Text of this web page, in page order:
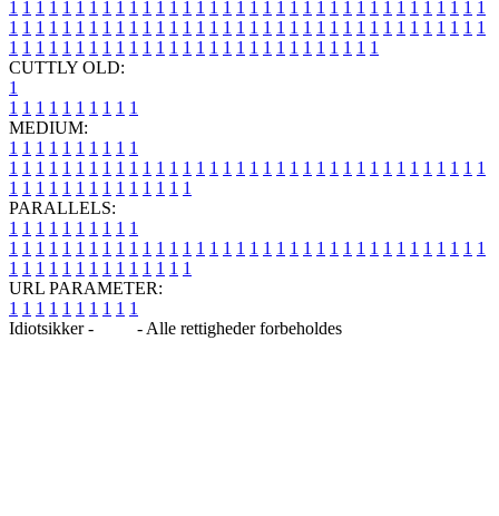
1 1 1 1 1 1 1 1 1 1 1 1 1 1 1 1 1 1 1 1 1 1 1 1 1 1 1 1 1 1 1 1 1 1 1 1
1 1 1 1 1 1 1 1 1 1 1 1 1 1 1 1 1 1 1 1 1 1 1 1 1 1 1 1 1 1 1 1 1 1 1 1
1 1 1 1 1 1 1 1 1 1 1 1 1 1 1 1 1 1 1 1 1 1 1 1 1 1 1 1
CUTTLY OLD:
1
1 1 1 1 1 1 1 1 1 1
MEDIUM:
1 1 1 1 1 1 1 1 1 1
1 1 1 1 1 1 1 1 1 1 1 1 1 1 1 1 1 1 1 1 1 1 1 1 1 1 1 1 1 1 1 1 1 1 1 1
1 1 1 1 1 1 1 1 1 1 1 1 1 1
PARALLELS:
1 1 1 1 1 1 1 1 1 1
1 1 1 1 1 1 1 1 1 1 1 1 1 1 1 1 1 1 1 1 1 1 1 1 1 1 1 1 1 1 1 1 1 1 1 1
1 1 1 1 1 1 1 1 1 1 1 1 1 1
URL PARAMETER:
1 1 1 1 1 1 1 1 1 1
Idiotsikker -
- Alle rettigheder forbeholdes